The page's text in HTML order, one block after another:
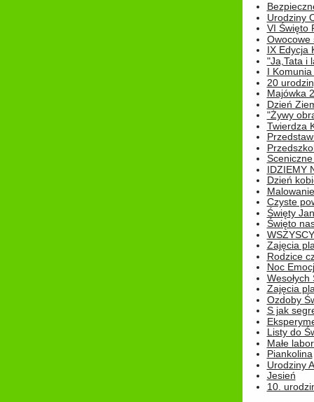
Urodziny
VI Święto
Owocowe
IX Edycja
"Ja,Tata i
I
20
Majówka
Dzień
"Żywy
Twierdza
IDZIEMY
Dzień
Czyste
Święty
Święto
Zajęcia
Rodzice
Noc
Wesołych
Zajęcia
Ozdoby
S jak
Listy do
Małe
Piankolina
Urodziny
Jesień
10.